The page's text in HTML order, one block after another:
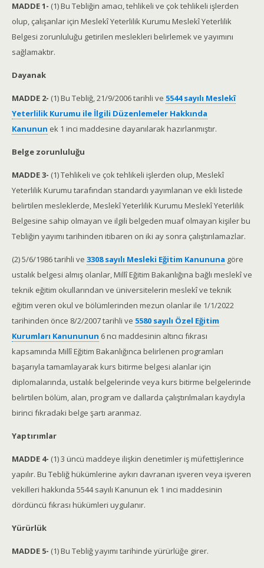
MADDE 1- (1) Bu Tebliğin amacı, tehlikeli ve çok tehlikeli işlerden
olup, çalışanlar için Meslekî Yeterlilik Kurumu Meslekî Yeterlilik
Belgesi zorunluluğu getirilen meslekleri belirlemek ve yayımını
sağlamaktır.
Dayanak
MADDE 2- (1) Bu Tebliğ, 21/9/2006 tarihli ve 5544 sayılı Meslekî
Yeterlilik Kurumu ile İlgili Düzenlemeler Hakkında
Kanunun ek 1 inci maddesine dayanılarak hazırlanmıştır.
Belge zorunluluğu
MADDE 3- (1) Tehlikeli ve çok tehlikeli işlerden olup, Meslekî
Yeterlilik Kurumu tarafından standardı yayımlanan ve ekli listede
belirtilen mesleklerde, Meslekî Yeterlilik Kurumu Meslekî Yeterlilik
Belgesine sahip olmayan ve ilgili belgeden muaf olmayan kişiler bu
Tebliğin yayımı tarihinden itibaren on iki ay sonra çalıştırılamazlar.
(2) 5/6/1986 tarihli ve 3308 sayılı Mesleki Eğitim Kanununa göre
ustalık belgesi almış olanlar, Millî Eğitim Bakanlığına bağlı meslekî ve
teknik eğitim okullarından ve üniversitelerin meslekî ve teknik
eğitim veren okul ve bölümlerinden mezun olanlar ile 1/1/2022
tarihinden önce 8/2/2007 tarihli ve 5580 sayılı Özel Eğitim
Kurumları Kanununun 6 ncı maddesinin altıncı fıkrası
kapsamında Millî Eğitim Bakanlığınca belirlenen programları
başarıyla tamamlayarak kurs bitirme belgesi alanlar için
diplomalarında, ustalık belgelerinde veya kurs bitirme belgelerinde
belirtilen bölüm, alan, program ve dallarda çalıştırılmaları kaydıyla
birinci fıkradaki belge şartı aranmaz.
Yaptırımlar
MADDE 4- (1) 3 üncü maddeye ilişkin denetimler iş müfettişlerince
yapılır. Bu Tebliğ hükümlerine aykırı davranan işveren veya işveren
vekilleri hakkında 5544 sayılı Kanunun ek 1 inci maddesinin
dördüncü fıkrası hükümleri uygulanır.
Yürürlük
MADDE 5- (1) Bu Tebliğ yayımı tarihinde yürürlüğe girer.